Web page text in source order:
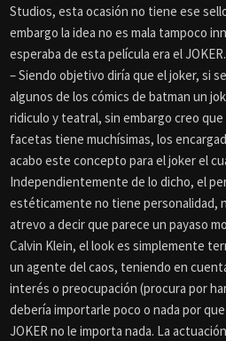
Studios, esta ocasión no tiene ese
embargo la idea no es mala tampoco
esperaba de esta película era el JOKER.
– Siendo objetivo diría que el joker, si
algunos de los cómics de batman un
ridiculo y teatral, sin embargo creo
facetas tiene muchísimas, los
acabo este concepto para el joker el
Independientemente de lo dicho, el
estéticamente no tiene personalidad,
atrevo a decir que parece un payaso
Calvin Klein, el look es simplemente
un agente del caos, teniendo en
interés o preocupación (procura por
debería importarle poco o nada por
JOKER no le importa nada. La